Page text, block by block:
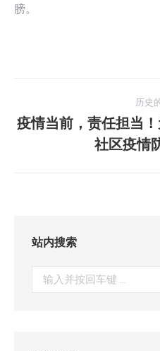
膀。
章
历史
疫情当前，责任担当
社区疫情
站内搜索
索：